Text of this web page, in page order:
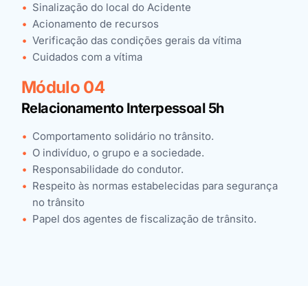
Sinalização do local do Acidente
Acionamento de recursos
Verificação das condições gerais da vítima
Cuidados com a vítima
Módulo 04
Relacionamento Interpessoal 5h
Comportamento solidário no trânsito.
O indivíduo, o grupo e a sociedade.
Responsabilidade do condutor.
Respeito às normas estabelecidas para segurança
no trânsito
Papel dos agentes de fiscalização de trânsito.